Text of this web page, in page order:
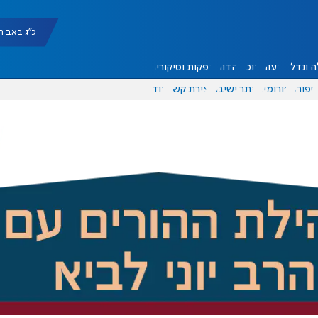
כ"ג באב תשפ"ו
ונדל"ן דעות אוכל יהדות הפקות וסיקורים
ספורט פורומים אתר ישיבה יצירת קשר עוד